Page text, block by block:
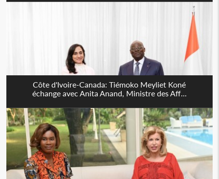
Côte d'Ivoire-Canada: Tiémoko Meyliet Koné
échange avec Anita Anand, Ministre des Aff...